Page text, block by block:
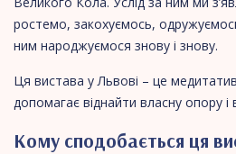
ростемо, закохуємось,
ним народжуємося знову і знову.
Ця вистава у Львові – це
допомагає віднайти власну опору
Кому сподобається ця